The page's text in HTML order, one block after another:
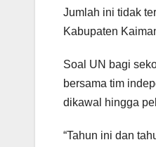
Jumlah ini tidak
Kabupaten
Soal UN bagi
bersama tim
dikawal hingga
“Tahun ini dan